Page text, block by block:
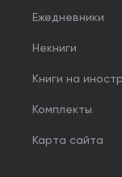
Ежедневники
Некниги
Книги на
Комплекты
Карта сайта